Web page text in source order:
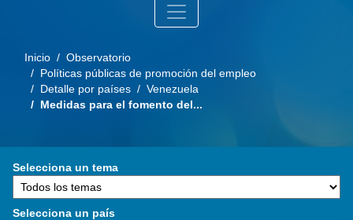
Inicio / Observatorio
/ Políticas públicas de promoción del empleo
/ Detalle por países / Venezuela
/ Medidas para el fomento del...
Selecciona un tema
Selecciona un país